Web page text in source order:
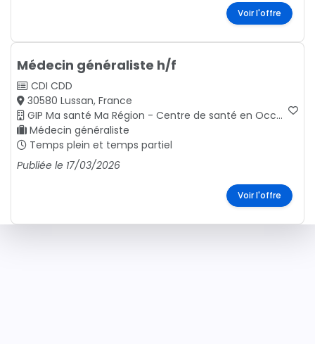
Voir l'offre
Médecin généraliste h/f
CDI CDD
30580 Lussan, France
GIP Ma santé Ma Région - Centre de santé en Occitanie
Médecin généraliste
Temps plein et temps partiel
Publiée le 17/03/2026
Voir l'offre